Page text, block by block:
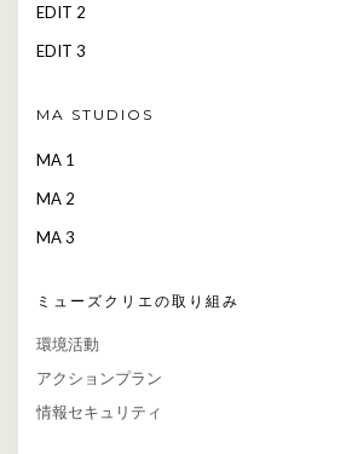
EDIT 2
EDIT 3
MA STUDIOS
MA 1
MA 2
MA 3
ミューズクリエの取り組み
環境活動
アクションプラン
情報セキュリティ